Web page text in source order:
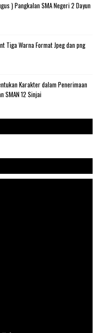
) Pangkalan SMA Negeri 2 Dayun
Tiga Warna Format Jpeg dan png
Karakter dalam Penerimaan
SMAN 12 Sinjai